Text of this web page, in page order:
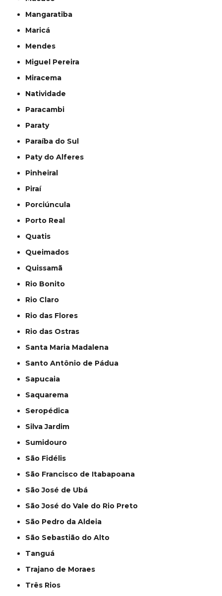
Mangaratiba
Maricá
Mendes
Miguel Pereira
Miracema
Natividade
Paracambi
Paraty
Paraíba do Sul
Paty do Alferes
Pinheiral
Piraí
Porciúncula
Porto Real
Quatis
Queimados
Quissamã
Rio Bonito
Rio Claro
Rio das Flores
Rio das Ostras
Santa Maria Madalena
Santo Antônio de Pádua
Sapucaia
Saquarema
Seropédica
Silva Jardim
Sumidouro
São Fidélis
São Francisco de Itabapoana
São José de Ubá
São José do Vale do Rio Preto
São Pedro da Aldeia
São Sebastião do Alto
Tanguá
Trajano de Moraes
Três Rios